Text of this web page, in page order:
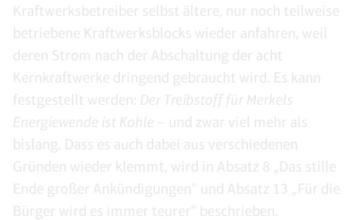
Kraftwerksbetreiber selbst ältere, nur noch teilweise
betriebene Kraftwerksblocks wieder anfahren, weil
deren Strom nach der Abschaltung der acht
Kernkraftwerke dringend gebraucht wird. Es kann
festgestellt werden: Der Treibstoff für Merkels
Energiewende ist Kohle – und zwar viel mehr als
bislang. Dass es auch dabei aus verschiedenen
Gründen wieder klemmt, wird in Absatz 8 „Das stille
Ende großer Ankündigungen“ und Absatz 13 „Für die
Bürger wird es immer teurer“ beschrieben.